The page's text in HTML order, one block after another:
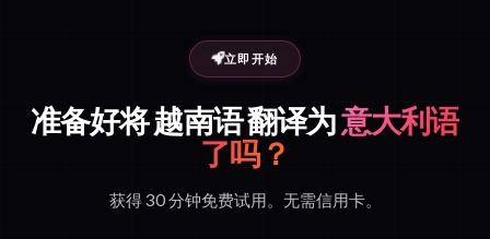
立即开始
准备好将 越南语 翻译为意大利语
了吗？
获得 30 分钟免费试用。无需信用卡。